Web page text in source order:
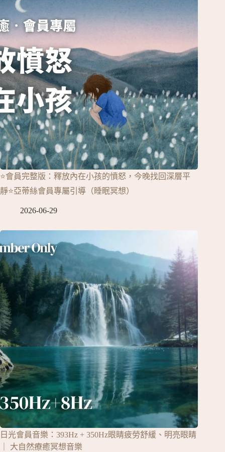
⭐會員完整版：釋放內在小孩的憤怒，今晚找回深層平
靜⭐亞蒂絲會員專屬引導（睡眠冥想）
2026-06-29
日光會員音樂：393Hz + 350Hz眼睛疲勞舒緩、明亮眼睛
｜ 大自然療癒冥想音樂